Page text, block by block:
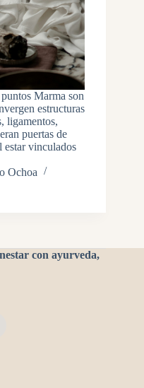
Marma son
estructuras
ligamentos,
puertas de
estar vinculados
Ochoa
con ayurveda,